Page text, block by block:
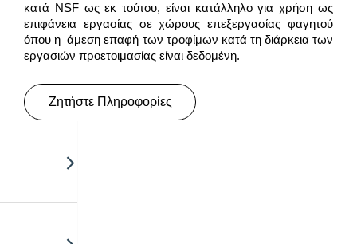
κατά NSF ως εκ τούτου, είναι κατάλληλο για χρήση ως
επιφάνεια εργασίας σε χώρους επεξεργασίας φαγητού
όπου η άμεση επαφή των τροφίμων κατά τη διάρκεια των
εργασιών προετοιμασίας είναι δεδομένη.
Ζητήστε Πληροφορίες